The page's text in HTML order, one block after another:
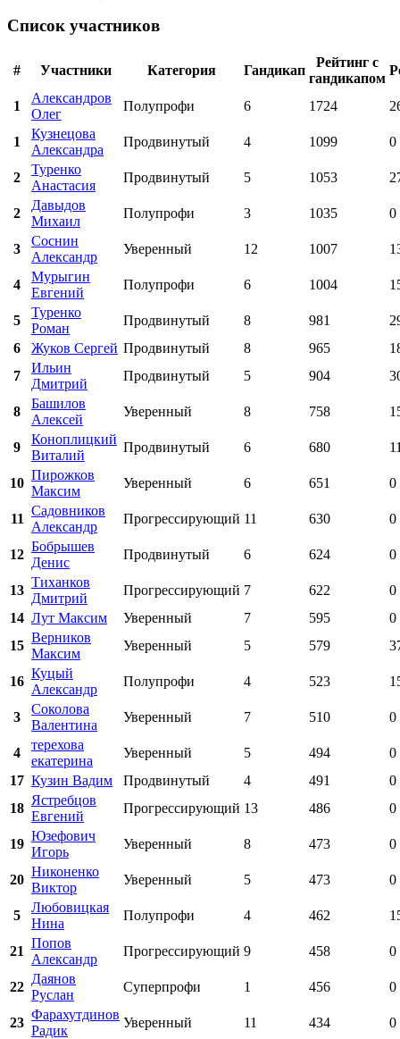
Список участников
# Участники Категория Гандикап
Рейтинг с
гандикапом
1
Александров
Олег
Полупрофи 6 1724
1
Кузнецова
Александра
Продвинутый 4 1099 0
2
Туренко
Анастасия
Продвинутый 5 1053
2
Давыдов
Михаил
Полупрофи 3 1035 0
3
Соснин
Александр
Уверенный 12 1007
4
Мурыгин
Евгений
Полупрофи 6 1004
5
Туренко
Роман
Продвинутый 8 981
6
Жуков Сергей Продвинутый 8 965
7
Ильин
Дмитрий
Продвинутый 5 904
8
Башилов
Алексей
Уверенный 8 758
9
Коноплицкий
Виталий
Продвинутый 6 680
10
Пирожков
Максим
Уверенный 6 651 0
11
Садовников
Александр
Прогрессирующий 11 630 0
12
Бобрышев
Денис
Продвинутый 6 624 0
13
Тиханков
Дмитрий
Прогрессирующий 7 622
0
14 Лут Максим Уверенный 7 595
0
15
Верников
Максим
Уверенный 5 579
16
Куцый
Александр
Полупрофи 4 523
3
Соколова
Валентина
Уверенный 7 510 0
4
терехова
екатерина
Уверенный 5 494
0
17 Кузин Вадим Продвинутый 4 491
0
18
Ястребцов
Евгений
Прогрессирующий 13 486 0
19
Юзефович
Игорь
Уверенный 8 473 0
20
Никоненко
Виктор
Уверенный 5 473 0
5
Любовицкая
Нина
Полупрофи 4 462
21
Попов
Александр
Прогрессирующий 9 458 0
22
Даянов
Руслан
Суперпрофи 1 456 0
23
Фарахутдинов
Радик
Уверенный 11 434 0